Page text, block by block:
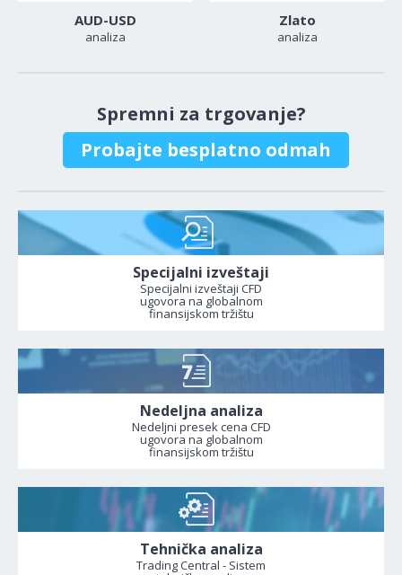
AUD-USD
analiza
Zlato
analiza
Spremni za trgovanje?
Probajte besplatno odmah
Specijalni izveštaji
Specijalni izveštaji CFD
ugovora na globalnom
finansijskom tržištu
Nedeljna analiza
Nedeljni presek cena CFD
ugovora na globalnom
finansijskom tržištu
Tehnička analiza
Trading Central - Sistem